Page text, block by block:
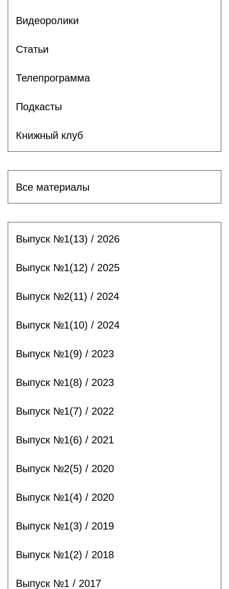
Видеоролики
Статьи
Телепрограмма
Подкасты
Книжный клуб
Все материалы
Выпуск №1(13) / 2026
Выпуск №1(12) / 2025
Выпуск №2(11) / 2024
Выпуск №1(10) / 2024
Выпуск №1(9) / 2023
Выпуск №1(8) / 2023
Выпуск №1(7) / 2022
Выпуск №1(6) / 2021
Выпуск №2(5) / 2020
Выпуск №1(4) / 2020
Выпуск №1(3) / 2019
Выпуск №1(2) / 2018
Выпуск №1 / 2017